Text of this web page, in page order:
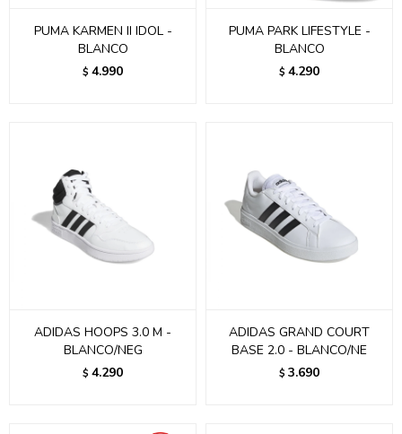
PUMA KARMEN II IDOL -
BLANCO
$ 4.990
PUMA PARK LIFESTYLE -
BLANCO
$ 4.290
ADIDAS HOOPS 3.0 M -
BLANCO/NEG
$ 4.290
ADIDAS GRAND COURT
BASE 2.0 - BLANCO/NE
$ 3.690